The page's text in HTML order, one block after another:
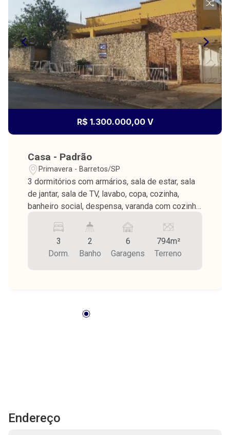
R$ 1.300.000,00 V
Casa - Padrão
Primavera - Barretos/SP
3 dormitórios com armários, sala de estar, sala
de jantar, sala de TV, lavabo, copa, cozinha,
banheiro social, despensa, varanda com cozinha
garagem para 6 carros, quintal amplo com
piscina pequena de alvenaria, jardim, piso taco e
cerâmica, teto forro madeira e PVC. Terreno em
3
Dorm.
2
Banho
6
Garagens
794m²
Terreno
Endereço